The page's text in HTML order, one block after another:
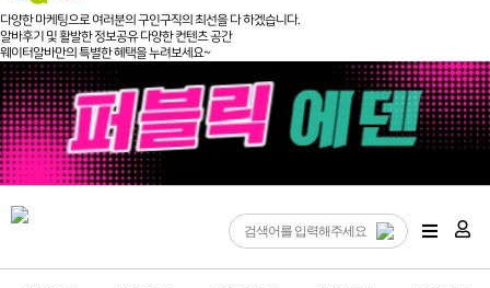
다양한 마케팅으로 여러분의 구인구직의 최선을 다 하겠습니다.
알바후기 및 활발한 정보공유 다양한 컨텐츠 공간
웨이터알바만의 특별한 혜택을 누려보세요~